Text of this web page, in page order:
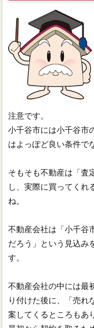
注意です。
小千谷市には小千谷市
はよっぽど良い条件で
そもそも不動産は「査
し、実際に買ってくれ
ね。
不動産会社は「小千谷
だろう」という見込み
す。
不動産会社の中には最
り付けた後に、「売れ
案してくるところもあ